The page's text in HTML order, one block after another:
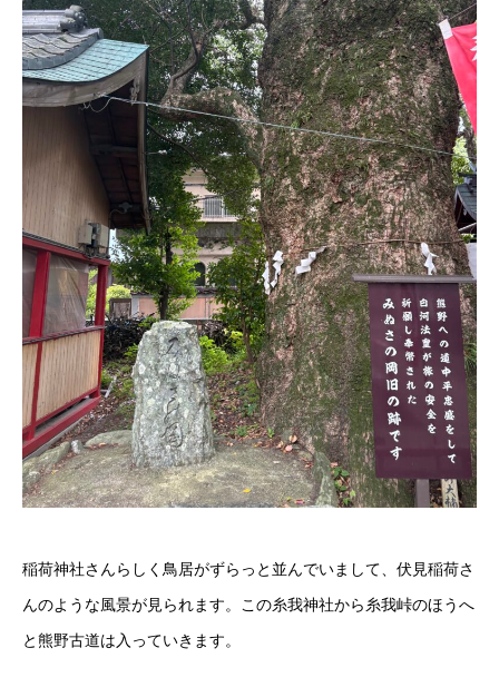
稲荷神社さんらしく鳥居がずらっと並んでいまして、伏見稲荷さ
んのような風景が見られます。この糸我神社から糸我峠のほうへ
と熊野古道は入っていきます。